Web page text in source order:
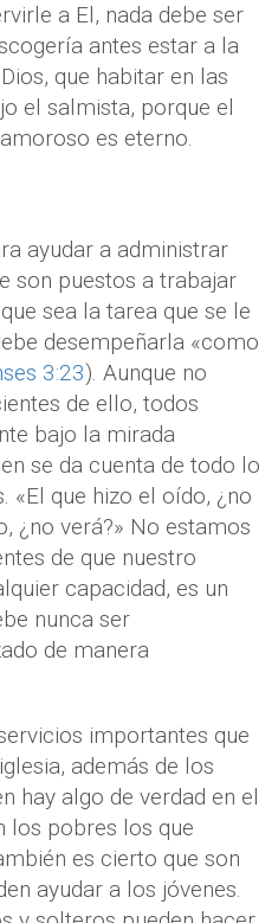
a El, nada debe ser
antes estar a la
que habitar en las
el salmista, porque el
es eterno.
ayudar a administrar
son puestos a trabajar
sea la tarea que se le
desempeñarla «como
3:23). Aunque no
de ello, todos
bajo la mirada
se da cuenta de todo lo
«El que hizo el oído, ¿no
¿no verá?» No estamos
de que nuestro
capacidad, es un
nunca ser
de manera
importantes que
además de los
hay algo de verdad en el
los pobres los que
es cierto que son
ayudar a los jóvenes.